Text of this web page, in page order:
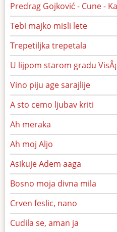
Predrag Gojković - Cune -
Tebi majko misli lete
Trepetiljka trepetala
U lijpom starom gradu
Vino piju age sarajlije
A sto cemo ljubav kriti
Ah meraka
Ah moj Aljo
Asikuje Adem aaga
Bosno moja divna mila
Crven feslic, nano
Cudila se, aman ja